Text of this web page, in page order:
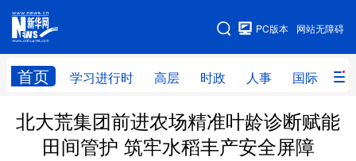
网站无障碍
PC版本
首页 学习进行时 高层 时政 人事 国际 财
网站地图
学习进行时 高层 时政 人事
国际 财经 网评 港澳
北大荒集团前进农场精准叶龄诊断赋能
田间管护 筑牢水稻丰产安全屏障